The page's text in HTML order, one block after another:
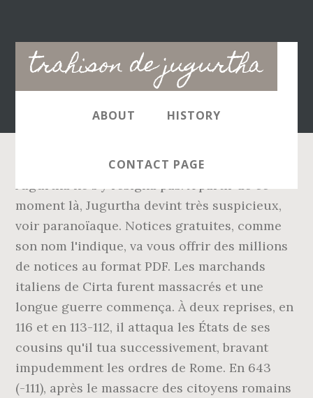
trahison de jugurtha
Main
navigation
ABOUT HISTORY
CONTACT PAGE
Jugurtha ne s'y résigna pas. À partir de ce
moment là, Jugurtha devint très suspicieux,
voir paranoïaque. Notices gratuites, comme
son nom l'indique, va vous offrir des millions
de notices au format PDF. Les marchands
italiens de Cirta furent massacrés et une
longue guerre commença. À deux reprises, en
116 et en 113-112, il attaqua les États de ses
cousins qu'il tua successivement, bravant
impudemment les ordres de Rome. En 643
(-111), après le massacre des citoyens romains